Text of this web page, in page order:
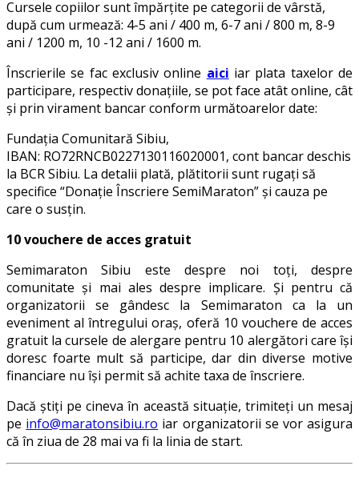
Cursele copiilor sunt împărțite pe categorii de vârstă,
după cum urmează: 4-5 ani / 400 m, 6-7 ani / 800 m, 8-9
ani / 1200 m, 10 -12 ani / 1600 m.
Înscrierile se fac exclusiv online aici iar plata taxelor de
participare, respectiv donațiile, se pot face atât online, cât
și prin virament bancar conform următoarelor date:
Fundația Comunitară Sibiu,
IBAN: RO72RNCB0227130116020001, cont bancar deschis
la BCR Sibiu. La detalii plată, plătitorii sunt rugați să
specifice “Donație Înscriere SemiMaraton” și cauza pe
care o susțin.
10 vouchere de acces gratuit
Semimaraton Sibiu este despre noi toți, despre
comunitate și mai ales despre implicare. Și pentru că
organizatorii se gândesc la Semimaraton ca la un
eveniment al întregului oraș, oferă 10 vouchere de acces
gratuit la cursele de alergare pentru 10 alergători care își
doresc foarte mult să participe, dar din diverse motive
financiare nu își permit să achite taxa de înscriere.
Dacă știți pe cineva în această situație, trimiteți un mesaj
pe info@maratonsibiu.ro iar organizatorii se vor asigura
că în ziua de 28 mai va fi la linia de start.